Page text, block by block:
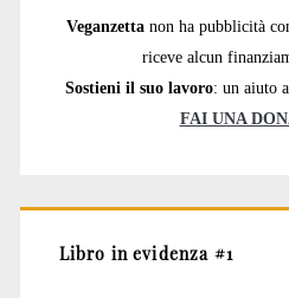
Veganzetta non ha pubblicità
riceve alcun
Sostieni il suo lavoro: un aiuto
FAI UNA
Libro in evidenza #1